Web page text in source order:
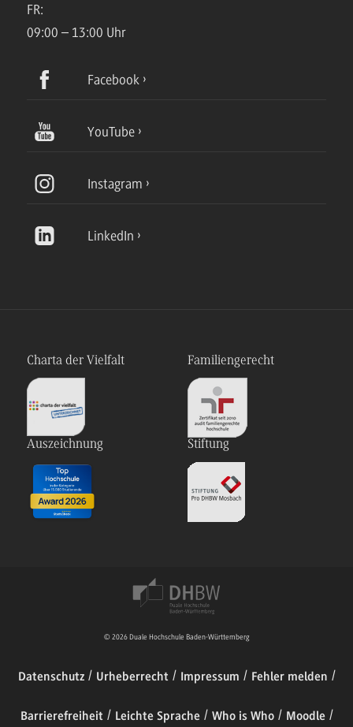
FR:
09:00 – 13:00 Uhr
Facebook
YouTube
Instagram
LinkedIn
Charta der Vielfalt Familiengerecht
Auszeichnung Stiftung
© 2026 Duale Hochschule Baden-Württemberg
Datenschutz Urheberrecht Impressum Fehler melden
Barrierefreiheit Leichte Sprache Who is Who Moodle